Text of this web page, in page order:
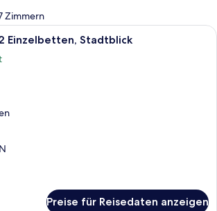
Zimmern
Ein Hotelzimmer mit einem großen
Einzelbetten, Stadtblick
Preise für Reisedaten anzeigen